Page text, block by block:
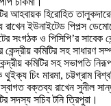
আহবায়ক হিরোহিত
ইউনাইটেড পিপল্স
সংগঠক ও পিসিপি’র সাবেক
কেন্দ্রীয় কমিটির সহ সাধারণ
কমিটির সহ সভাপতি
থুইক্য চিং মারমা, চট্টগ্রাম
বক্তব্য রাখেন সুনীল
সদস্য সচিব টনি ত্রিপুরা।